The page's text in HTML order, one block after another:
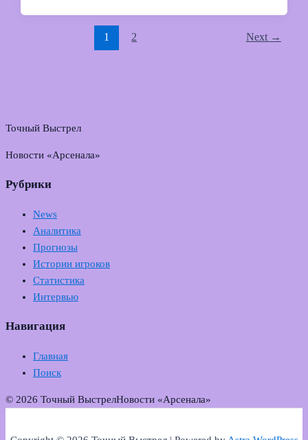
1 2 Next →
Точный Выстрел
Новости «Арсенала»
Рубрики
News
Аналитика
Прогнозы
Истории игроков
Статистика
Интервью
Навигация
Главная
Поиск
© 2026 Точный ВыстрелНовости «Арсенала»